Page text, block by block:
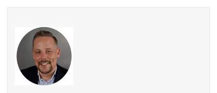
Vente soumise à la loi VEFA – paiements selon avancement
Pour vous aider à estimer votre budget global (frais et
coûts liés), vous pouvez utiliser le simulateur officiel :
https://aides.lu/simulateur-de-cout/